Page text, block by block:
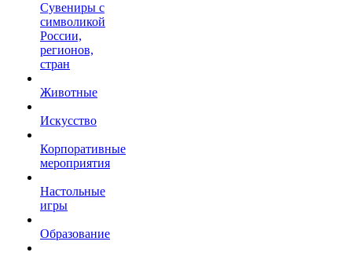
Сувениры с
символикой
России,
регионов,
стран
Животные
Искусство
Корпоративные
мероприятия
Настольные
игры
Образование